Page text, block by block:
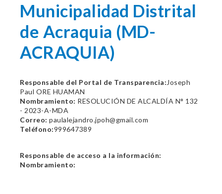
Municipalidad Distrital
de Acraquia (MD-
ACRAQUIA)
Responsable del Portal de Transparencia: Joseph
Paul ORE HUAMAN
Nombramiento: RESOLUCIÓN DE ALCALDÍA N° 132
- 2023-A-MDA
Correo: paulalejandro.jpoh@gmail.com
Teléfono:999647389
Responsable de acceso a la información:
Nombramiento: